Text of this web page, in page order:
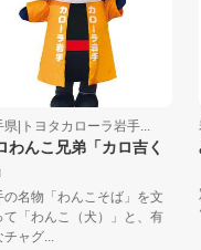
県|トヨタカローラ岩手...
ロわんこ兄弟「カロ吉く
の名物「わんこそば」を文
て「わんこ（犬）」と、有
チャグ...